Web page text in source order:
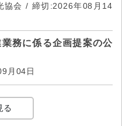
協会 / 締切:2026年08月14
務に係る企画提案の公
月04日
る